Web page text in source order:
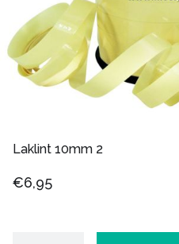
Laklint 10mm 2
€6,95